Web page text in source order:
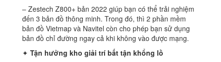
– Zestech Z800+ bản 2022 giúp bạn có thể trải nghiệm
đến 3 bản đồ thông minh. Trong đó, thì 2 phần mềm
bản đồ Vietmap và Navitel còn cho phép bạn sử dụng
bản đồ chỉ đường ngay cả khi không vào được mạng.
✦ Tận hưởng kho giải trí bất tận khổng lồ